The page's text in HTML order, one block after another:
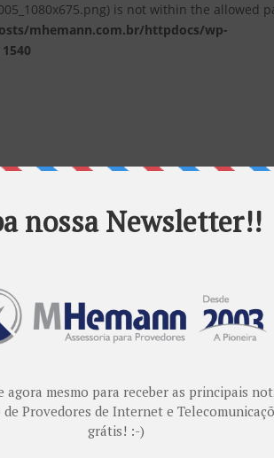
is not within the allowed
mhemann.com.br/httpdocs/wp-
1540